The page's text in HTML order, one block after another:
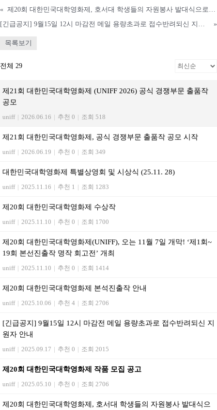
«
제20회 대한민국대학영화제, 호서대 학생들의 자원봉사 발대식으로 힘찬 첫걸음 시작
[긴급공지] 9월15일 12시 마감전 메일 용량초과로 접수반려되신 지원자 안내
»
목록보기
전체 29
제21회 대한민국대학영화제 (UNIFF 2026) 공식 경쟁부문 출품작
공모
uniff | 2026.06.16 | 추천 0 | 조회 518
제21회 대한민국대학영화제, 공식 경쟁부문 출품작 공모 시작
uniff | 2026.06.19 | 추천 0 | 조회 349
대한민국대학영화제 특별상영회 및 시상식 (25.11. 28)
uniff | 2025.11.16 | 추천 1 | 조회 1283
제20회 대한민국대학영화제 수상작
uniff | 2025.11.10 | 추천 0 | 조회 1700
제20회 대한민국대학영화제(UNIFF), 오는 11월 7일 개막! ‘제1회~
19회 본선진출작 명작 회고전’ 개최
uniff | 2025.11.10 | 추천 0 | 조회 1414
제20회 대한민국대학영화제 본석진출작 안내
uniff | 2025.10.06 | 추천 4 | 조회 2706
[긴급공지] 9월15일 12시 마감전 메일 용량초과로 접수반려되신 지
원자 안내
uniff | 2025.09.17 | 추천 0 | 조회 2015
제20회 대한민국대학영화제 작품 모집 공고
uniff | 2025.05.10 | 추천 0 | 조회 2706
제20회 대한민국대학영화제, 호서대 학생들의 자원봉사 발대식으